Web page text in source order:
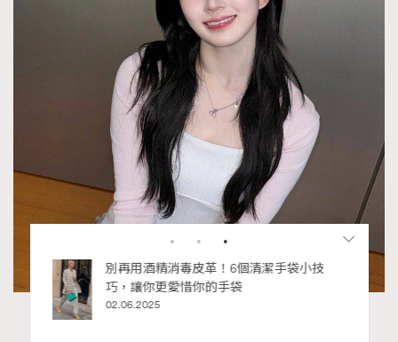
別再用酒精消毒皮革！6個清潔手袋小技
巧，讓你更愛惜你的手袋
02.06.2025